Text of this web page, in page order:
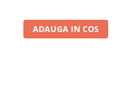
ADAUGA IN COS